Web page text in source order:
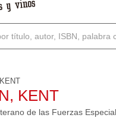
KENT
de las Fuerzas